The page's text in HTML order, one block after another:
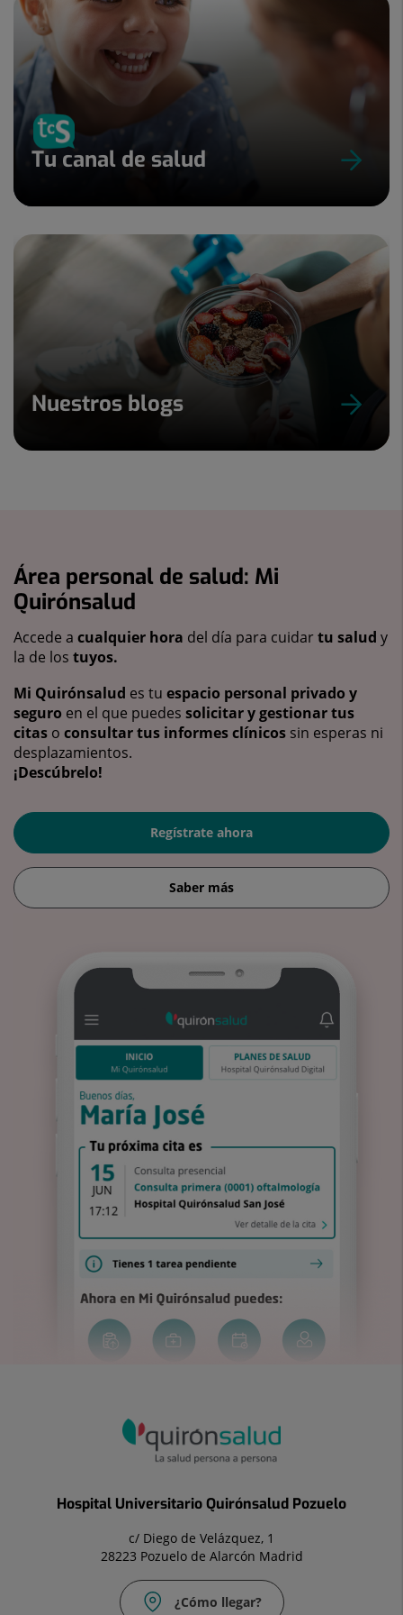
Tu canal de salud
Nuestros blogs
Área personal de salud: Mi
Quirónsalud
Accede a cualquier hora del día para cuidartu salud y
la de los tuyos.
Mi Quirónsalud es tu espacio personal privado y
seguro en el que puedes solicitar y gestionar tus
citas o consultar tus informes clínicos sin esperas ni
desplazamientos.
¡Descúbrelo!
Regístrate ahora
Saber más
Hospital Universitario Quirónsalud Pozuelo
c/ Diego de Velázquez, 1
28223 Pozuelo de Alarcón Madrid
¿Cómo llegar?